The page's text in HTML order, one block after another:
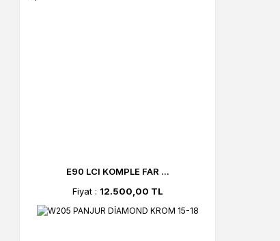
E90 LCI KOMPLE FAR ...
Fiyat : 12.500,00 TL